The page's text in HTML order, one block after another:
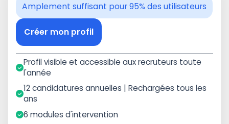
Amplement suffisant pour 95% des utilisateurs
Créer mon profil
Profil visible et accessible aux recruteurs toute
l'année
12 candidatures annuelles | Rechargées tous les
ans
6 modules d'intervention